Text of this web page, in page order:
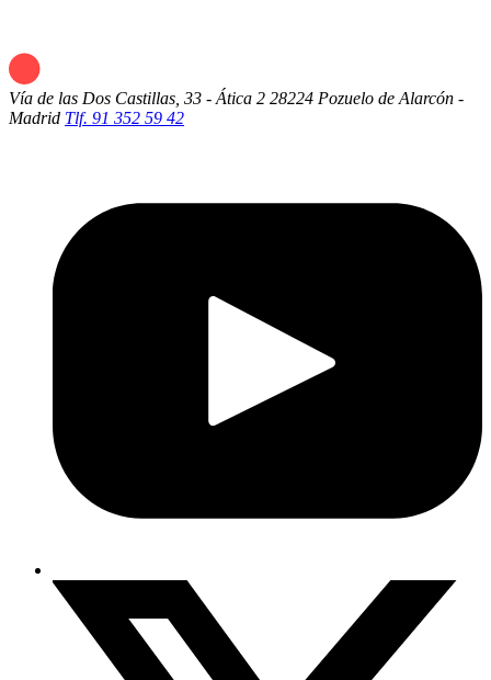
Vía de las Dos Castillas, 33 - Ática 2 28224 Pozuelo de Alarcón -
Madrid Tlf. 91 352 59 42